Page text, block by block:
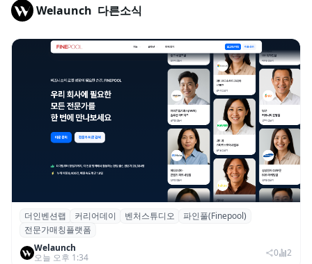
Welaunch 다른소식
더인벤션랩·커리어데이, 스타트업 전문가 매
칭 플랫폼 ‘파인풀’ 출시
더인벤션랩 커리어데이 벤처스튜디오
파인풀(Finepool)
전문가매칭플랫폼
Welaunch
오늘 오후 1:34
0 2